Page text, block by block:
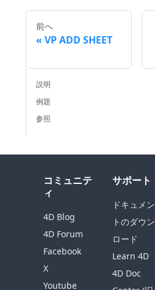
前へ
VP ADD SHEET
説明
例題
参照
コミュニテ
ィ
4D Blog
4D Forum
Facebook
X
Youtube
サポート
ドキュメン
トのダウン
ロード
Learn 4D
4D Doc